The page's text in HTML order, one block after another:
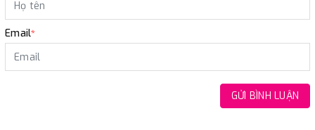
Email*
GỬI BÌNH LUẬN